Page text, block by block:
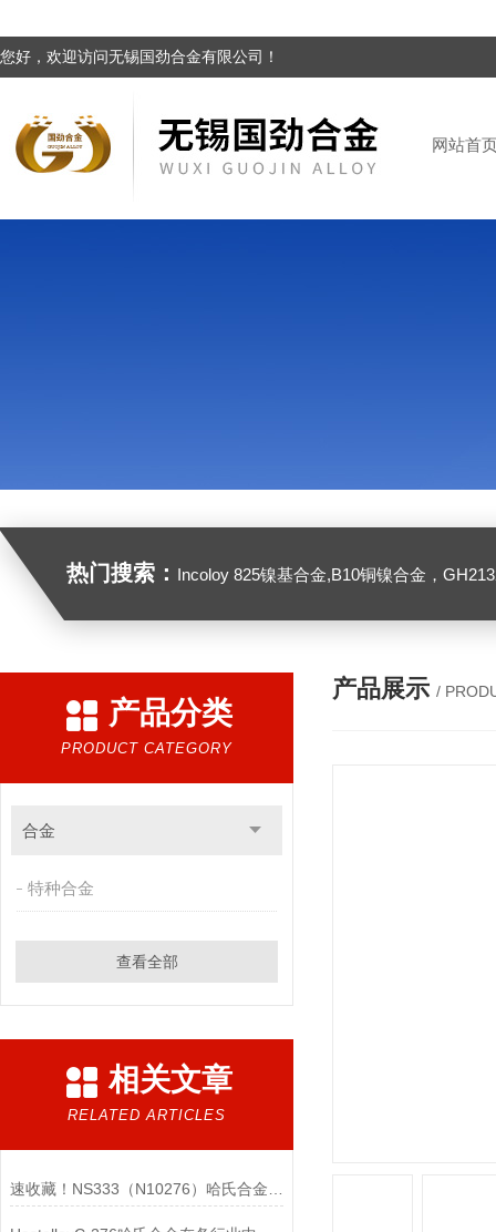
您好，欢迎访问无锡国劲合金有限公司！
网站首
热门搜索： Incoloy 825镍基合金,B10铜镍合金，GH2132高温合金，C276
产品分类
PRODUCT CATEGORY
合金
特种合金
查看全部
相关文章
RELATED ARTICLES
产品展示 /